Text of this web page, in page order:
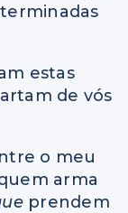
estas
de vós
o meu
arma
prendem